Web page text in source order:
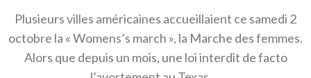
Plusieurs villes américaines accueillaient ce samedi 2
octobre la « Womens’s march », la Marche des femmes.
Alors que depuis un mois, une loi interdit de facto